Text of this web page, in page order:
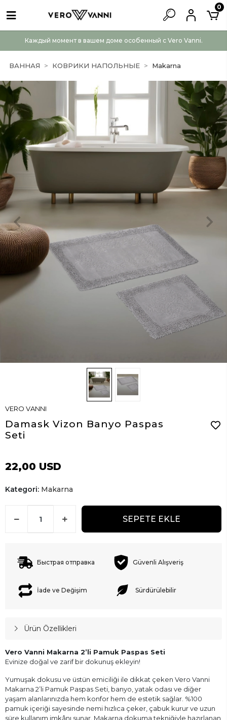
Каждый момент в вашем доме особенный с Vero Vanni.
0
ВАННАЯ КОВРИКИ НАПОЛЬНЫЕ Makarna
VERO VANNI
Damask Vizon Banyo Paspas
Seti
22,00 USD
Kategori: Makarna
SEPETE EKLE
Быстрая отправка Güvenli Alışveriş
İade ve Değişim Sürdürülebilir
Ürün Özellikleri
Vero Vanni Makarna 2’li Pamuk Paspas Seti
Evinize doğal ve zarif bir dokunuş ekleyin!
Yumuşak dokusu ve üstün emiciliği ile dikkat çeken Vero Vanni
Makarna 2’li Pamuk Paspas Seti, banyo, yatak odası ve diğer
yaşam alanlarınızda hem konfor hem de estetik sağlar. %100
pamuk içeriği sayesinde nemi hızlıca çeker, çabuk kurur ve uzun
süre kullanım imkânı sunar. Makarna dokuma tekniğiyle hazırlanan